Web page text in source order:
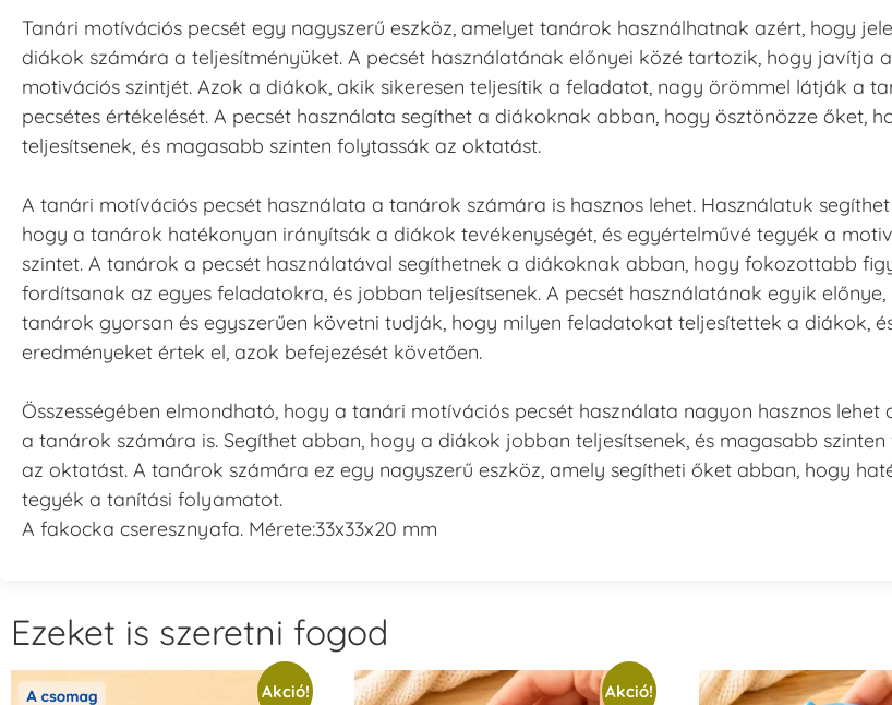
Tanári motívációs pecsét egy nagyszerű eszköz, amelyet tanárok használhatnak azért, hogy
diákok számára a teljesítményüket. A pecsét használatának előnyei közé tartozik, hogy javítja
motivációs szintjét. Azok a diákok, akik sikeresen teljesítik a feladatot, nagy örömmel látják a
pecsétes értékelését. A pecsét használata segíthet a diákoknak abban, hogy ösztönözze őket,
teljesítsenek, és magasabb szinten folytassák az oktatást.
A tanári motívációs pecsét használata a tanárok számára is hasznos lehet. Használatuk segíthet
hogy a tanárok hatékonyan irányítsák a diákok tevékenységét, és egyértelművé tegyék a
szintet. A tanárok a pecsét használatával segíthetnek a diákoknak abban, hogy fokozottabb
fordítsanak az egyes feladatokra, és jobban teljesítsenek. A pecsét használatának egyik előnye,
tanárok gyorsan és egyszerűen követni tudják, hogy milyen feladatokat teljesítettek a diákok,
eredményeket értek el, azok befejezését követően.
Összességében elmondható, hogy a tanári motívációs pecsét használata nagyon hasznos lehet
a tanárok számára is. Segíthet abban, hogy a diákok jobban teljesítsenek, és magasabb
az oktatást. A tanárok számára ez egy nagyszerű eszköz, amely segítheti őket abban, hogy
tegyék a tanítási folyamatot.
A fakocka cseresznyafa. Mérete:33x33x20 mm
Ezeket is szeretni fogod
Akció! Akció!